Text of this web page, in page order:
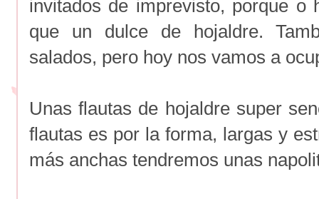
invitados de imprevisto, porque
que un dulce de hojaldre.
salados, pero hoy nos vamos a
Unas flautas de hojaldre super
flautas es por la forma, largas y
más anchas tendremos unas